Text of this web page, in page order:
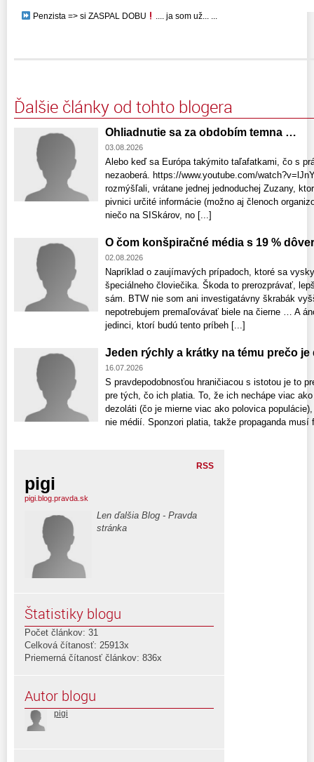
Penzista => si ZASPAL DOBU .... ja som už... ...
Ďalšie články od tohto blogera
Ohliadnutie sa za obdobím temna …
03.08.2026
Alebo keď sa Európa takýmito taľafatkami, čo s
nezaoberá. https://www.youtube.com/
rozmýšľali, vrátane jednej jednoduchej Zuzany,
pivnici určité informácie (možno aj členoch
niečo na SISkárov, no [...]
O čom konšpiračné média s 19 %
02.08.2026
Napríklad o zaujímavých prípadoch, ktoré sa
špeciálneho človiečika. Škoda to prerozprávať,
sám. BTW nie som ani investigatávny škrabák
nepotrebujem premaľovávať biele na čierne … A
jedinci, ktorí budú tento príbeh [...]
Jeden rýchly a krátky na tému prečo je
16.07.2026
S pravdepodobnosťou hraničiacou s istotou je to
pre tých, čo ich platia. To, že ich nechápe viac
dezoláti (čo je mierne viac ako polovica
nie médií. Sponzori platia, takže propaganda
RSS
pigi
pigi.blog.pravda.sk
Len ďalšia Blog - Pravda
stránka
Štatistiky blogu
Počet článkov: 31
Celková čítanosť: 25913x
Priemerná čítanosť článkov: 836x
Autor blogu
pigi